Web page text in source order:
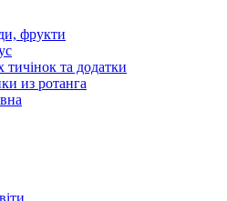
фрукти
тичінок та додатки
из ротанга